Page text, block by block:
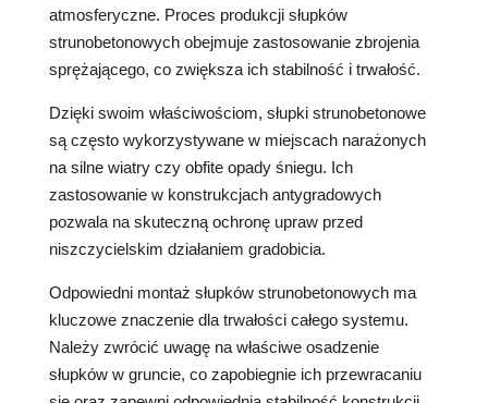
atmosferyczne. Proces produkcji słupków
strunobetonowych obejmuje zastosowanie zbrojenia
sprężającego, co zwiększa ich stabilność i trwałość.
Dzięki swoim właściwościom, słupki strunobetonowe
są często wykorzystywane w miejscach narażonych
na silne wiatry czy obfite opady śniegu. Ich
zastosowanie w konstrukcjach antygradowych
pozwala na skuteczną ochronę upraw przed
niszczycielskim działaniem gradobicia.
Odpowiedni montaż słupków strunobetonowych ma
kluczowe znaczenie dla trwałości całego systemu.
Należy zwrócić uwagę na właściwe osadzenie
słupków w gruncie, co zapobiegnie ich przewracaniu